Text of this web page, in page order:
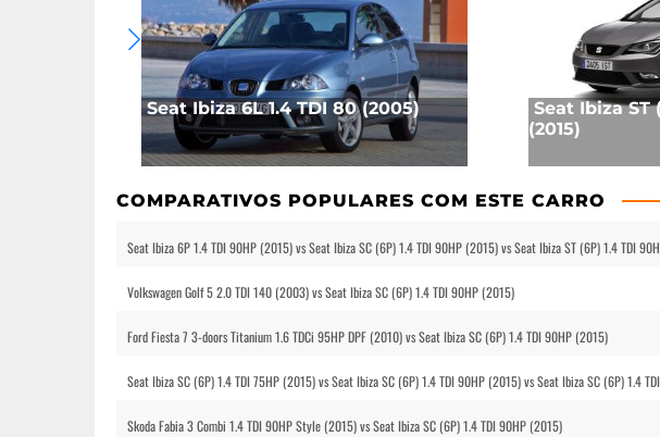
Seat Ibiza 6L 1.4 TDI 80 (2005)
Seat Ibiza ST
(2015)
COMPARATIVOS POPULARES COM ESTE CARRO
Seat Ibiza 6P 1.4 TDI 90HP (2015) vs Seat Ibiza SC (6P) 1.4 TDI 90HP (2015) vs Seat Ibiza ST (6P) 1.4 TDI
Volkswagen Golf 5 2.0 TDI 140 (2003) vs Seat Ibiza SC (6P) 1.4 TDI 90HP (2015)
Ford Fiesta 7 3-doors Titanium 1.6 TDCi 95HP DPF (2010) vs Seat Ibiza SC (6P) 1.4 TDI 90HP (2015)
Seat Ibiza SC (6P) 1.4 TDI 75HP (2015) vs Seat Ibiza SC (6P) 1.4 TDI 90HP (2015) vs Seat Ibiza SC (6P) 1.4
Skoda Fabia 3 Combi 1.4 TDI 90HP Style (2015) vs Seat Ibiza SC (6P) 1.4 TDI 90HP (2015)